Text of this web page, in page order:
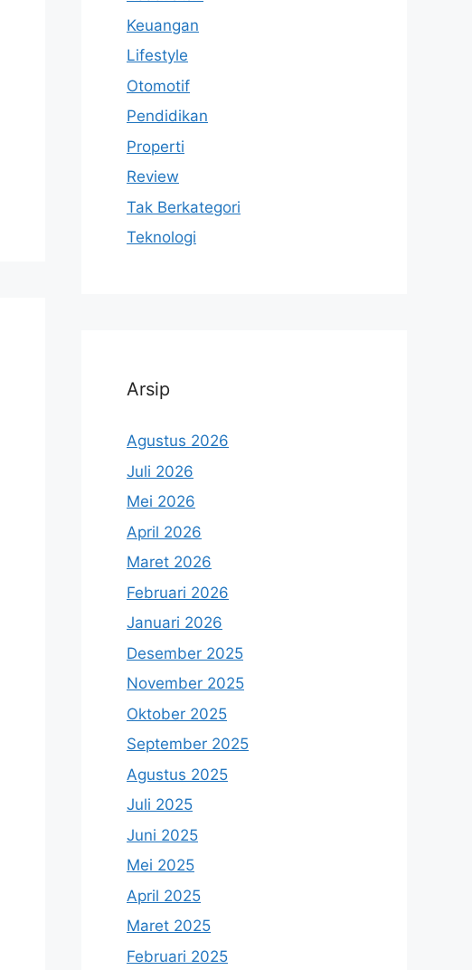
Keuangan
Lifestyle
Otomotif
Pendidikan
Properti
Review
Tak Berkategori
Teknologi
Arsip
Agustus 2026
Juli 2026
Mei 2026
April 2026
Maret 2026
Februari 2026
Januari 2026
Desember 2025
November 2025
Oktober 2025
September 2025
Agustus 2025
Juli 2025
Juni 2025
Mei 2025
April 2025
Maret 2025
Februari 2025